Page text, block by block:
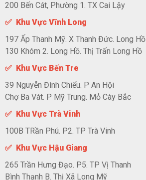
200 Bến Cát, Phường 1. TX Cai Lậy
✅ Khu Vực Vĩnh Long
197 Ấp Thanh Mỹ. X Thanh Đức. Long Hồ
130 Khóm 2. Long Hồ. Thị Trấn Long Hồ
✅ Khu Vực Bến Tre
39 Nguyễn Đình Chiểu. P An Hội
Chợ Ba Vát. P Mỹ Trung. Mỏ Cày Bắc
✅ Khu Vực Trà Vinh
100B TRần Phú. P2. TP Trà Vinh
✅ Khu Vực Hậu Giang
265 Trần Hưng Đạo. P5. TP Vị Thanh
Bình Thạnh B. Thị Xã Long Mỹ